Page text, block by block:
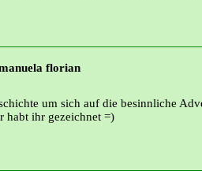
florian
um sich auf die besinnliche
habt ihr gezeichnet =)